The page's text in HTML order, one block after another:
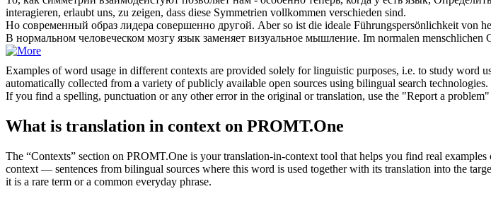
interagieren, erlaubt uns, zu zeigen, dass diese Symmetrien vollkommen verschieden sind.
Но современный образ лидера совершенно другой. Aber so ist die ideale Führungspersönlichkeit von
В нормальном человеческом мозгу язык заменяет визуальное мышление. Im normalen menschlichen
Examples of word usage in different contexts are provided solely for linguistic purposes, i.e. to study word
automatically collected from a variety of publicly available open sources using bilingual search technologies.
If you find a spelling, punctuation or any other error in the original or translation, use the "Report a
What is translation in context on PROMT.One
The “Contexts” section on PROMT.One is your translation-in-context tool that helps you find real
context — sentences from bilingual sources where this word is used together with its translation into the
it is a rare term or a common everyday phrase.